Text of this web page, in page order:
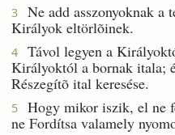
3
Ne add asszonyoknak a
Királyok eltörlõinek.
4
Távol legyen a
Királyoktól a bornak itala;
Részegítõ ital keresése.
5
Hogy mikor iszik, el ne
ne Fordítsa valamely